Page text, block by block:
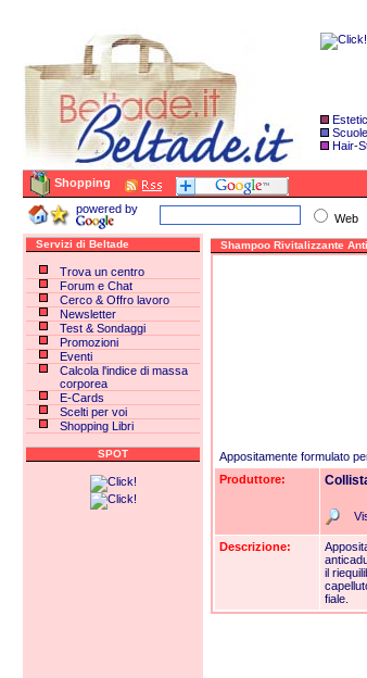
Hair-
Shopping
powered by
Web
Servizi di Beltade
Trova un centro
Forum e Chat
Cerco & Offro lavoro
Newsletter
Test & Sondaggi
Promozioni
Eventi
Calcola l'indice di massa
corporea
E-Cards
Scelti per voi
Shopping Libri
SPOT
Shampoo Rivitalizzante
Appositamente formulato
Produttore:
Descrizione:
il
fiale.